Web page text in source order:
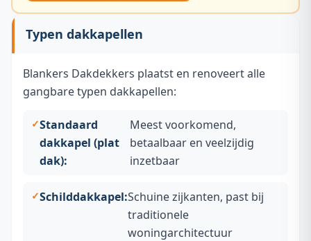
Typen dakkapellen
Blankers Dakdekkers plaatst en renoveert alle
gangbare typen dakkapellen:
Standaard
dakkapel (plat
dak):
Meest voorkomend,
betaalbaar en veelzijdig
inzetbaar
Schilddakkapel:Schuine zijkanten, past bij
traditionele
woningarchitectuur